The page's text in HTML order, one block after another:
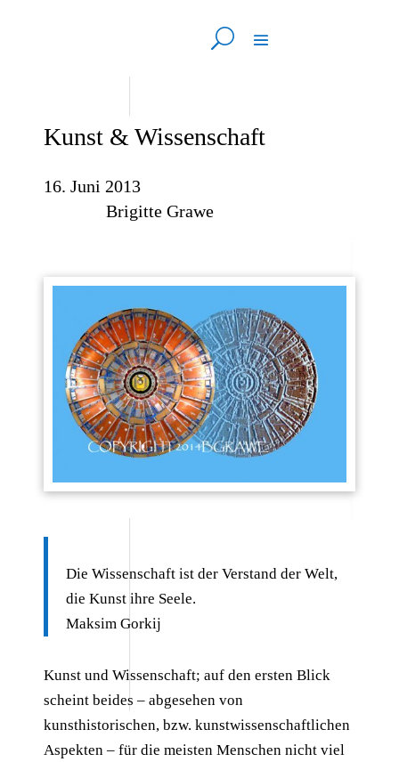
Kunst & Wissenschaft
16. Juni 2013
Brigitte Grawe
Die Wissenschaft ist der Verstand der Welt,
die Kunst ihre Seele.
Maksim Gorkij
Kunst und Wissenschaft; auf den ersten Blick
scheint beides – abgesehen von
kunsthistorischen, bzw. kunstwissenschaftlichen
Aspekten – für die meisten Menschen nicht viel